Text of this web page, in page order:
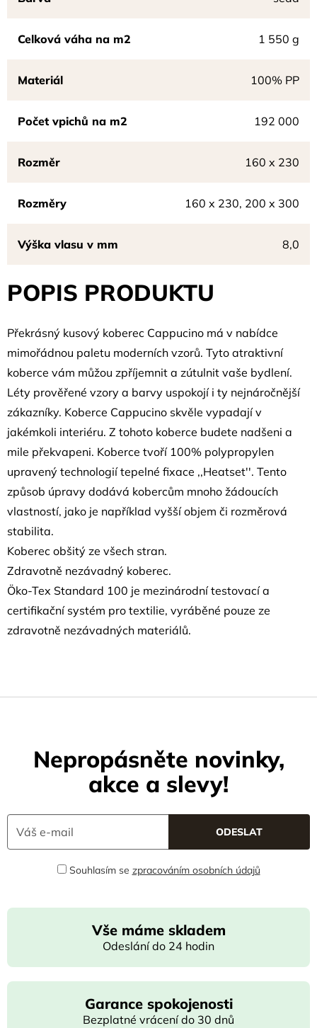
Celková váha na m2 1 550 g
Materiál 100% PP
Počet vpichů na m2 192 000
Rozměr 160 x 230
Rozměry 160 x 230, 200 x 300
Výška vlasu v mm 8,0
POPIS PRODUKTU
Překrásný kusový koberec Cappucino má v nabídce
mimořádnou paletu moderních vzorů. Tyto atraktivní
koberce vám můžou zpříjemnit a zútulnit vaše bydlení.
Léty prověřené vzory a barvy uspokojí i ty nejnáročnější
zákazníky. Koberce Cappucino skvěle vypadají v
jakémkoli interiéru. Z tohoto koberce budete nadšeni a
mile překvapeni. Koberce tvoří 100% polypropylen
upravený technologií tepelné fixace ,,Heatset''. Tento
způsob úpravy dodává kobercům mnoho žádoucích
vlastností, jako je například vyšší objem či rozměrová
stabilita.
Koberec obšitý ze všech stran.
Zdravotně nezávadný koberec.
Öko-Tex Standard 100 je mezinárodní testovací a
certifikační systém pro textilie, vyráběné pouze ze
zdravotně nezávadných materiálů.
Nepropásněte novinky,
akce a slevy!
Souhlasím se zpracováním osobních údajů
Vše máme skladem
Odeslání do 24 hodin
Garance spokojenosti
Bezplatné vrácení do 30 dnů